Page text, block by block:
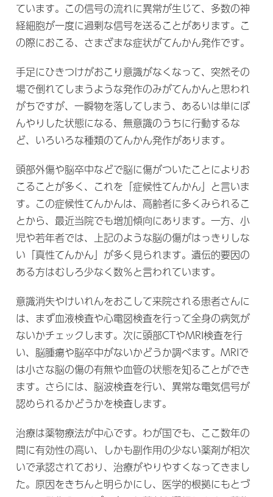
ています。この信号の流れに異常が生じて、多数の神
経細胞が一度に過剰な信号を送ることがあります。こ
の際におこる、さまざまな症状がてんかん発作です。
手足にひきつけがおこり意識がなくなって、突然その
場で倒れてしまうような発作のみがてんかんと思われ
がちですが、一瞬物を落してしまう、あるいは単にぼ
んやりした状態になる、無意識のうちに行動するな
ど、いろいろな種類のてんかん発作があります。
頭部外傷や脳卒中などで脳に傷がついたことによりお
こることが多く、これを「症候性てんかん」と言いま
す。この症候性てんかんは、高齢者に多くみられるこ
とから、最近当院でも増加傾向にあります。一方、小
児や若年者では、上記のような脳の傷がはっきりしな
い「真性てんかん」が多く見られます。遺伝的要因の
ある方はむしろ少なく数％と言われています。
意識消失やけいれんをおこして来院される患者さんに
は、まず血液検査や心電図検査を行って全身の病気が
ないかチェックします。次に頭部CTやMRI検査を行
い、脳腫瘍や脳卒中がないかどうか調べます。MRIで
は小さな脳の傷の有無や血管の状態を知ることができ
ます。さらには、脳波検査を行い、異常な電気信号が
認められるかどうかを検査します。
治療は薬物療法が中心です。わが国でも、ここ数年の
間に有効性の高い、しかも副作用の少ない薬剤が相次
いで承認されており、治療がやりやすくなってきまし
た。原因をきちんと明らかにし、医学的根拠にもとづ